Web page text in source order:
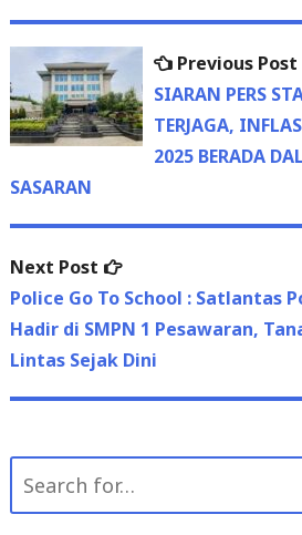
Post
navigation
Previous Post
SIARAN PERS
TERJAGA,
2025 BERADA
SASARAN
Next Post
Next
post:
Police Go To School : Satlantas
Hadir di SMPN 1 Pesawaran,
Lintas Sejak Dini
Search